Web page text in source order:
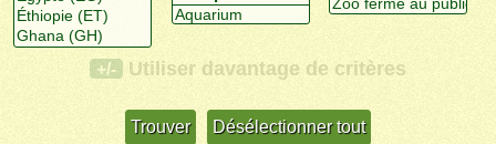
+/- Utiliser davantage de critères